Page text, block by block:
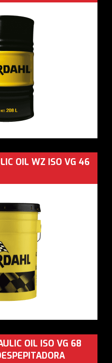
OIL WZ ISO VG 46
OIL ISO VG 68